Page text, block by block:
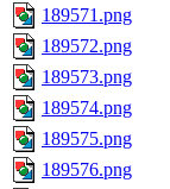
189571.png
189572.png
189573.png
189574.png
189575.png
189576.png